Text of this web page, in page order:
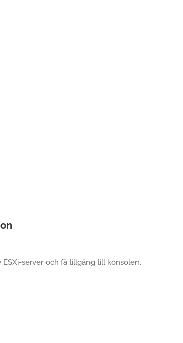
server och få tillgång till konsolen.